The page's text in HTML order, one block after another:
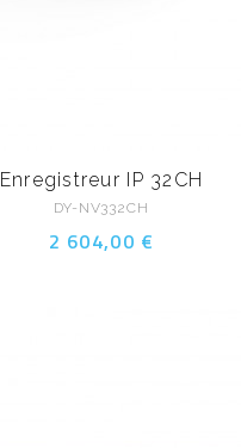
Enregistreur IP 32CH
DY-NV332CH
2 604,00 €